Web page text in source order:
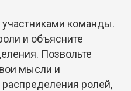
команды.
и объясните
Позвольте
мысли и
ролей,